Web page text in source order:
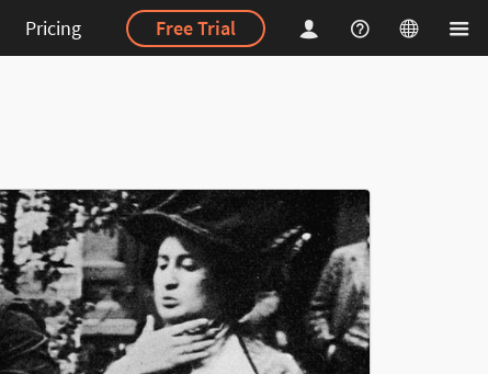
Pricing Free Trial